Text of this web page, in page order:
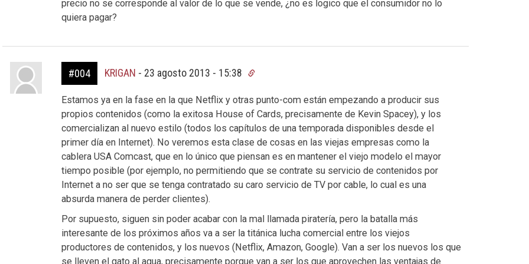
precio no se corresponde al valor de lo que se vende, ¿no es logico que el consumidor no lo
quiera pagar?
#004 KRIGAN - 23 agosto 2013 - 15:38
Estamos ya en la fase en la que Netflix y otras punto-com están empezando a producir sus
propios contenidos (como la exitosa House of Cards, precisamente de Kevin Spacey), y los
comercializan al nuevo estilo (todos los capítulos de una temporada disponibles desde el
primer día en Internet). No veremos esta clase de cosas en las viejas empresas como la
cablera USA Comcast, que en lo único que piensan es en mantener el viejo modelo el mayor
tiempo posible (por ejemplo, no permitiendo que se contrate su servicio de contenidos por
Internet a no ser que se tenga contratado su caro servicio de TV por cable, lo cual es una
absurda manera de perder clientes).
Por supuesto, siguen sin poder acabar con la mal llamada piratería, pero la batalla más
interesante de los próximos años va a ser la titánica lucha comercial entre los viejos
productores de contenidos, y los nuevos (Netflix, Amazon, Google). Van a ser los nuevos los que
se lleven el gato al agua, precisamente porque van a ser los que aprovechen las ventajas de